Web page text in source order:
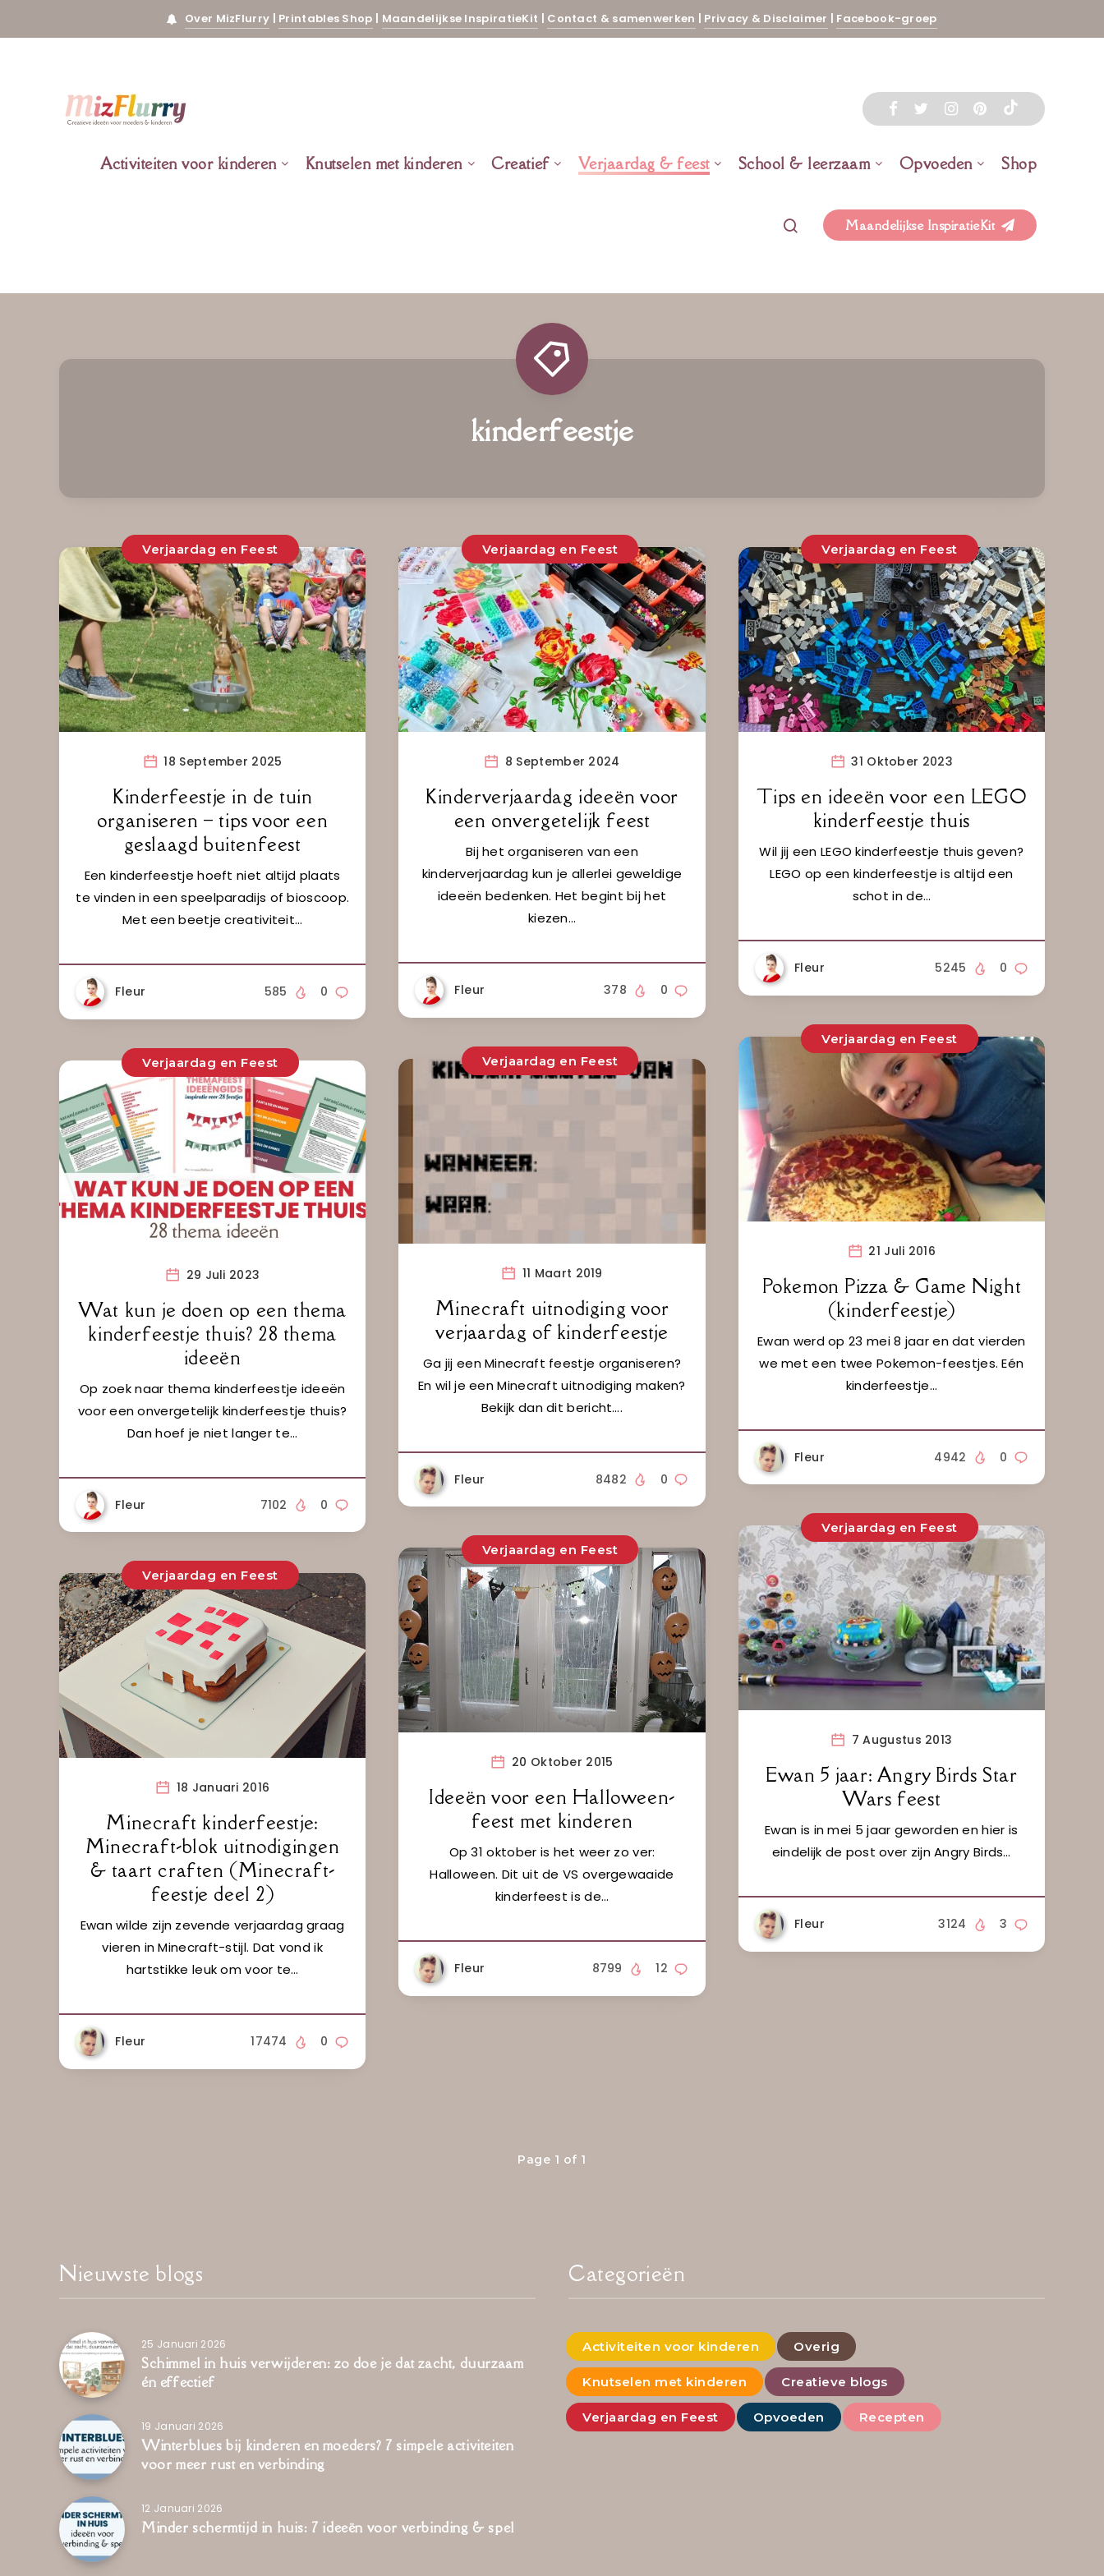
Over MizFlurry | Printables Shop | Maandelijkse InspiratieKit | Contact & samenwerken | Privacy & Disclaimer | Facebook-groep
Activiteiten voor kinderen Knutselen met kinderen Creatief Verjaardag & feest School & leerzaam Opvoeden Shop
Maandelijkse InspiratieKit
kinderfeestje
Verjaardag en Feest
18 September 2025
Kinderfeestje in de tuin
organiseren – tips voor een
geslaagd buitenfeest
Een kinderfeestje hoeft niet altijd plaats
te vinden in een speelparadijs of bioscoop.
Met een beetje creativiteit…
Fleur 0
585
Verjaardag en Feest
8 September 2024
Kinderverjaardag ideeën voor
een onvergetelijk feest
Bij het organiseren van een
kinderverjaardag kun je allerlei geweldige
ideeën bedenken. Het begint bij het
kiezen…
Fleur 0
378
Verjaardag en Feest
31 Oktober 2023
Tips en ideeën voor een LEGO
kinderfeestje thuis
Wil jij een LEGO kinderfeestje thuis geven?
LEGO op een kinderfeestje is altijd een
schot in de…
Fleur 0
5245
Verjaardag en Feest
29 Juli 2023
Wat kun je doen op een thema
kinderfeestje thuis? 28 thema
ideeën
Op zoek naar thema kinderfeestje ideeën
voor een onvergetelijk kinderfeestje thuis?
Dan hoef je niet langer te…
Fleur 0
7102
Verjaardag en Feest
11 Maart 2019
Minecraft uitnodiging voor
verjaardag of kinderfeestje
Ga jij een Minecraft feestje organiseren?
En wil je een Minecraft uitnodiging maken?
Bekijk dan dit bericht….
Fleur 0
8482
Verjaardag en Feest
21 Juli 2016
Pokemon Pizza & Game Night
(kinderfeestje)
Ewan werd op 23 mei 8 jaar en dat vierden
we met een twee Pokemon-feestjes. Eén
kinderfeestje…
Fleur 0
4942
Verjaardag en Feest
18 Januari 2016
Minecraft kinderfeestje:
Minecraft-blok uitnodigingen
& taart craften (Minecraft-
feestje deel 2)
Ewan wilde zijn zevende verjaardag graag
vieren in Minecraft-stijl. Dat vond ik
hartstikke leuk om voor te…
Fleur 0
17474
Verjaardag en Feest
20 Oktober 2015
Ideeën voor een Halloween-
feest met kinderen
Op 31 oktober is het weer zo ver:
Halloween. Dit uit de VS overgewaaide
kinderfeest is de…
Fleur 12
8799
Verjaardag en Feest
7 Augustus 2013
Ewan 5 jaar: Angry Birds Star
Wars feest
Ewan is in mei 5 jaar geworden en hier is
eindelijk de post over zijn Angry Birds…
Fleur 3
3124
Page 1 of 1
Nieuwste blogs
25 Januari 2026
Schimmel in huis verwijderen: zo doe je dat zacht, duurzaam
én effectief
19 Januari 2026
Winterblues bij kinderen en moeders? 7 simpele activiteiten
voor meer rust en verbinding
12 Januari 2026
Minder schermtijd in huis: 7 ideeën voor verbinding & spel
Categorieën
Activiteiten voor kinderen Overig
Knutselen met kinderen Creatieve blogs
Verjaardag en Feest Opvoeden Recepten